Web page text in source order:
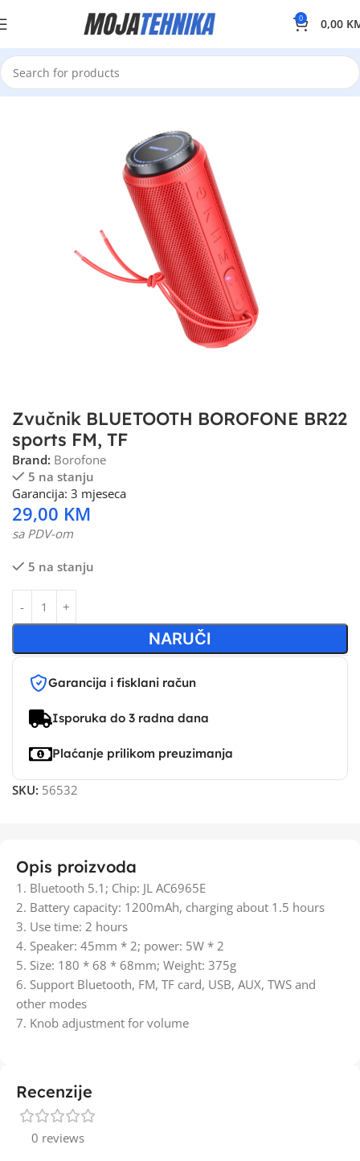
0 0,00
Zvučnik BLUETOOTH BOROFONE BR22
sports FM, TF
Brand: Borofone
5 na stanju
Garancija: 3 mjeseca
29,00 KM
sa PDV-om
5 na stanju
NARUČI
Garancija i fisklani račun
Isporuka do 3 radna dana
Plaćanje prilikom preuzimanja
SKU: 56532
Opis proizvoda
1. Bluetooth 5.1; Chip: JL AC6965E
2. Battery capacity: 1200mAh, charging about 1.5 hours
3. Use time: 2 hours
4. Speaker: 45mm * 2; power: 5W * 2
5. Size: 180 * 68 * 68mm; Weight: 375g
6. Support Bluetooth, FM, TF card, USB, AUX, TWS and
other modes
7. Knob adjustment for volume
Recenzije
0 reviews